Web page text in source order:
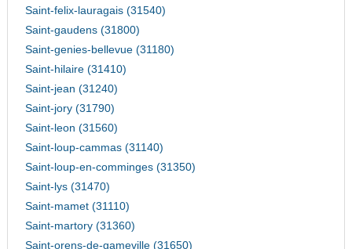
Saint-felix-lauragais (31540)
Saint-gaudens (31800)
Saint-genies-bellevue (31180)
Saint-hilaire (31410)
Saint-jean (31240)
Saint-jory (31790)
Saint-leon (31560)
Saint-loup-cammas (31140)
Saint-loup-en-comminges (31350)
Saint-lys (31470)
Saint-mamet (31110)
Saint-martory (31360)
Saint-orens-de-gameville (31650)